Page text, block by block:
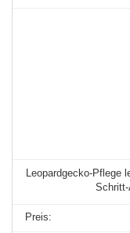
Leopardgecko-
Schritt-